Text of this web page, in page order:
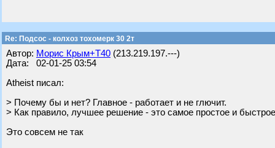
Re: Подсос - колхоз тохомерк 30 2т
Автор: Морис Крым+Т40 (213.219.197.---)
Дата: 02-01-25 03:54
Atheist писал:
> Почему бы и нет? Главное - работает и не глючит.
> Как правило, лучшее решение - это самое простое и
Это совсем не так